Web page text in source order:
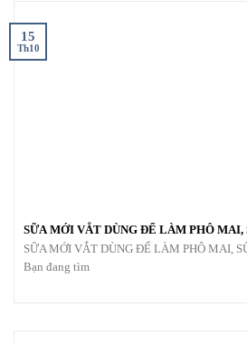
SỮA MỚI VẮT DÙNG ĐỂ LÀM PHÔ MAI,
SỮA MỚI VẮT DÙNG ĐỂ LÀM PHÔ MAI,
Bạn đang tìm
15
Th10